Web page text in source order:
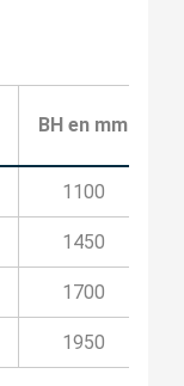
BH en mm
1100
1450
1700
1950